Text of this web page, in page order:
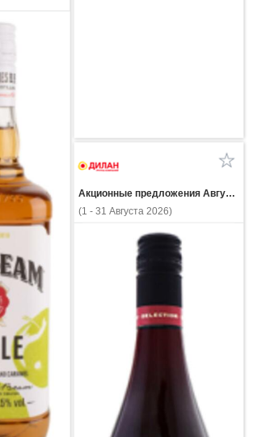
Акционные предложения Августа
(1 - 31 Августа 2026)